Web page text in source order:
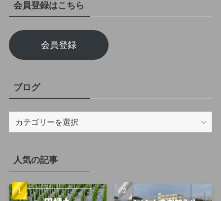
会員登録はこちら
会員登録
ブログ
人気の記事